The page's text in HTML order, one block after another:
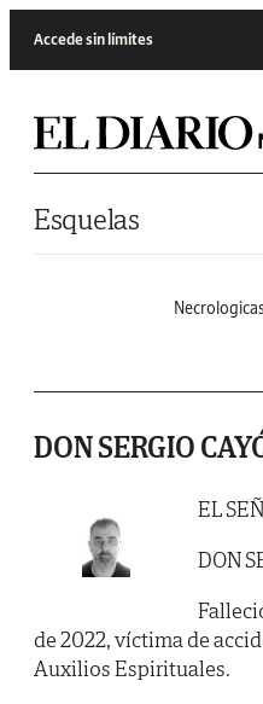
Accede sin límites
Esquelas
DON SERGIO
EL
DON
de 2022, víctima de
Auxilios Espirituales.